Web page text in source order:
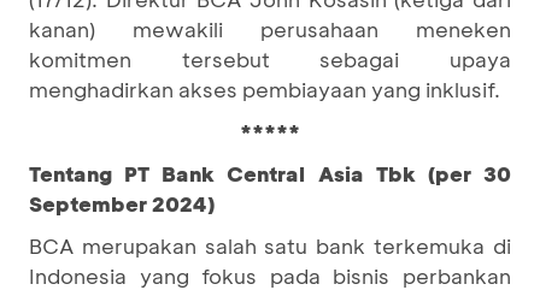
kanan) mewakili perusahaan meneken
komitmen tersebut sebagai upaya
menghadirkan akses pembiayaan yang inklusif.
*****
Tentang PT Bank Central Asia Tbk (per 30
September 2024)
BCA merupakan salah satu bank terkemuka di
Indonesia yang fokus pada bisnis perbankan